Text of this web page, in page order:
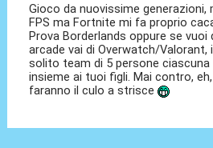
Gioco da nuovissime
FPS ma Fortnite mi fa proprio
Prova Borderlands oppure se vuoi
arcade vai di Overwatch/
solito team di 5 persone ciascuna
insieme ai tuoi figli. Mai contro,
faranno il culo a strisce